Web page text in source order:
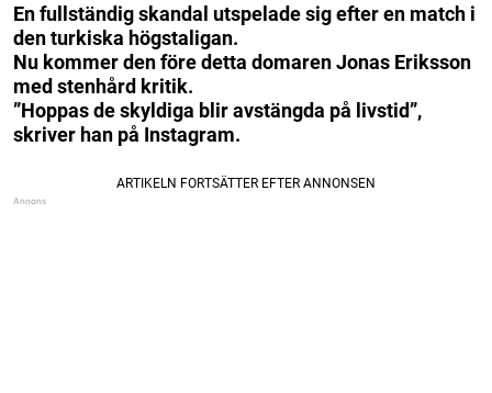
En fullständig skandal utspelade sig efter en match i
den turkiska högstaligan.
Nu kommer den före detta domaren Jonas Eriksson
med stenhård kritik.
”Hoppas de skyldiga blir avstängda på livstid”,
skriver han på Instagram.